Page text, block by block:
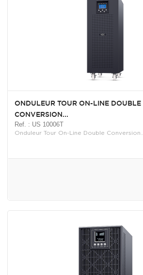
ONDULEUR TOUR ON-LINE DOUBLE
CONVERSION...
Ref. : US 10006T
Onduleur Tour On-Line Double Conversion...